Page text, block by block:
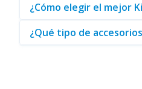
guías y asistencia técnica
su empresa cuente con las
¿Cómo elegir el mejor
¿Qué tipo de